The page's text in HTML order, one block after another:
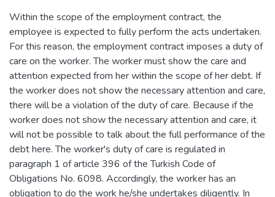
Within the scope of the employment contract, the
employee is expected to fully perform the acts undertaken.
For this reason, the employment contract imposes a duty of
care on the worker. The worker must show the care and
attention expected from her within the scope of her debt. If
the worker does not show the necessary attention and care,
there will be a violation of the duty of care. Because if the
worker does not show the necessary attention and care, it
will not be possible to talk about the full performance of the
debt here. The worker's duty of care is regulated in
paragraph 1 of article 396 of the Turkish Code of
Obligations No. 6098. Accordingly, the worker has an
obligation to do the work he/she undertakes diligently. In